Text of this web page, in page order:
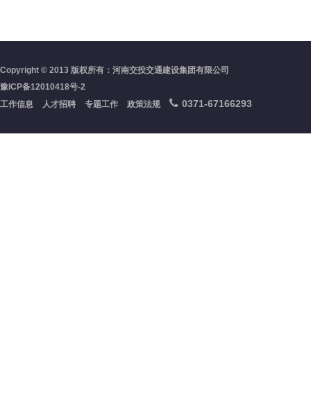
Copyright © 2013 版权所有：河南交投交通建设集团有限公司
豫ICP备12010418号-2
工作信息
人才招聘 专题工作 政策法规 0371-67166293